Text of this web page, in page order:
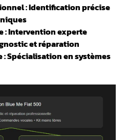
: Identification précise
: Intervention experte
et réparation
Spécialisation en systèmes